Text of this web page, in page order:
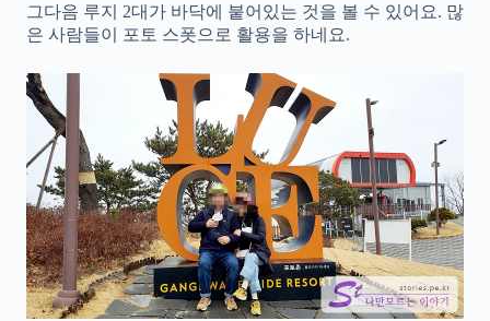
그다음 루지 2대가 바닥에 붙어있는 것을 볼 수 있어요. 많
은 사람들이 포토 스폿으로 활용을 하네요.